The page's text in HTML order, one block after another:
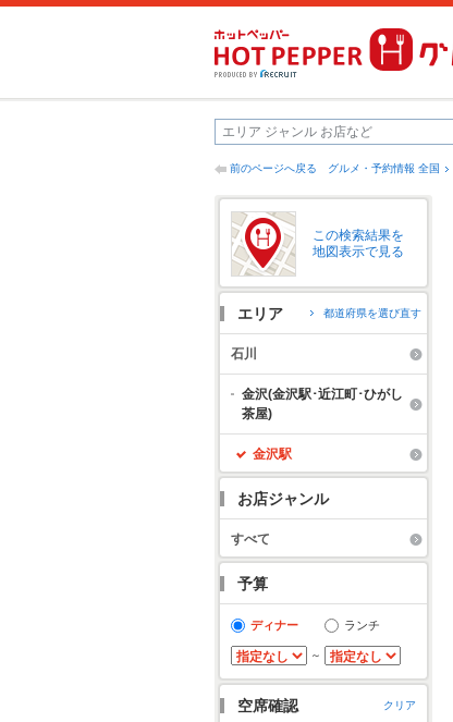
前のページへ戻る グルメ・予約情報 全国
この検索結果を
地図表示で見る
エリア 都道府県を選び直す
石川
金沢(金沢駅･近江町･ひがし
茶屋)
金沢駅
お店ジャンル
すべて
予算
ディナー ランチ
～
空席確認 クリア